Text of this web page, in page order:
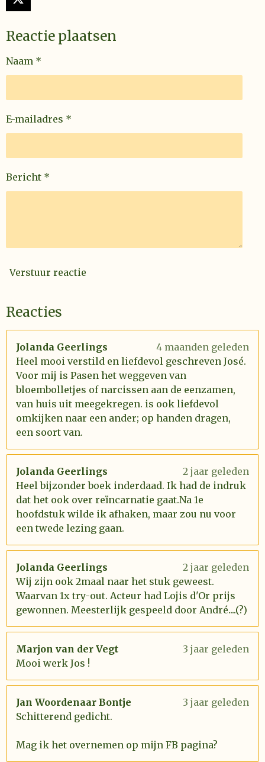
X
Reactie plaatsen
Naam *
E-mailadres *
Bericht *
Verstuur reactie
Reacties
Jolanda Geerlings
4 maanden geleden
Heel mooi verstild en liefdevol geschreven José.
Voor mij is Pasen het weggeven van
bloembolletjes of narcissen aan de eenzamen,
van huis uit meegekregen. is ook liefdevol
omkijken naar een ander; op handen dragen,
een soort van.
Jolanda Geerlings
2 jaar geleden
Heel bijzonder boek inderdaad. Ik had de indruk
dat het ook over reïncarnatie gaat.Na 1e
hoofdstuk wilde ik afhaken, maar zou nu voor
een twede lezing gaan.
Jolanda Geerlings
2 jaar geleden
Wij zijn ook 2maal naar het stuk geweest.
Waarvan 1x try-out. Acteur had Lojis d'Or prijs
gewonnen. Meesterlijk gespeeld door André....(?)
Marjon van der Vegt
3 jaar geleden
Mooi werk Jos !
Jan Woordenaar Bontje
3 jaar geleden
Schitterend gedicht.
Mag ik het overnemen op mijn FB pagina?